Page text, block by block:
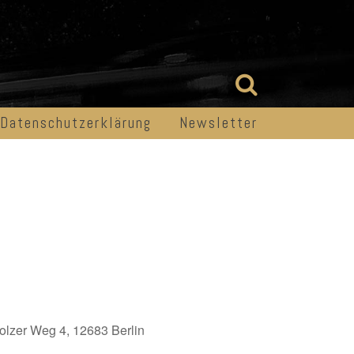
Datenschutzerklärung Newsletter
Weg 4, 12683 Berlin